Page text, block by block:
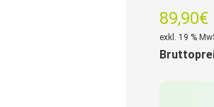
89,90€
exkl. 19 %